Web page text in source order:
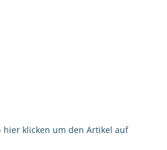
hier klicken um den Artikel auf